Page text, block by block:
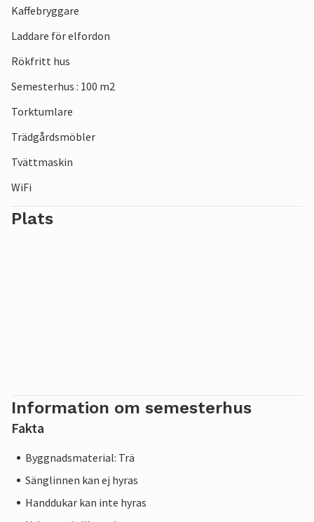
kulturarv.
Kaffebryggare
Laddare för elfordon
Rökfritt hus
Semesterhus : 100 m2
Torktumlare
Trädgårdsmöbler
Tvättmaskin
WiFi
Plats
Information om semesterhus
Fakta
Byggnadsmaterial: Trä
Sänglinnen kan ej hyras
Handdukar kan inte hyras